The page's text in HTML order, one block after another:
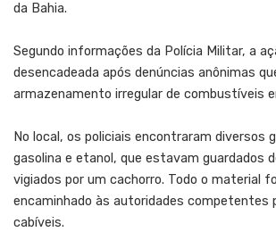
da Bahia.
Segundo informações da Polícia Militar, a
desencadeada após denúncias anônimas
armazenamento irregular de combustíveis
No local, os policiais encontraram diversos
gasolina e etanol, que estavam guardados
vigiados por um cachorro. Todo o material
encaminhado às autoridades competentes
cabíveis.